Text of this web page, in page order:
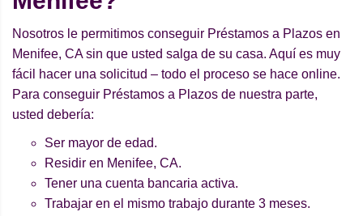
Nosotros le permitimos conseguir Préstamos a Plazos en
Menifee, CA sin que usted salga de su casa. Aquí es muy
fácil hacer una solicitud – todo el proceso se hace online.
Para conseguir Préstamos a Plazos de nuestra parte,
usted debería:
Ser mayor de edad.
Residir en Menifee, CA.
Tener una cuenta bancaria activa.
Trabajar en el mismo trabajo durante 3 meses.